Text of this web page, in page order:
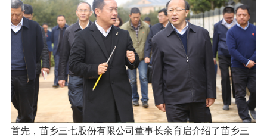
首先，苗乡三七股份有限公司董事长余育启介绍了苗乡三